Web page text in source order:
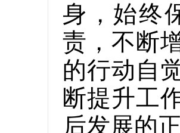
身，始终
责，不断
的行动自
断提升工
后发展的